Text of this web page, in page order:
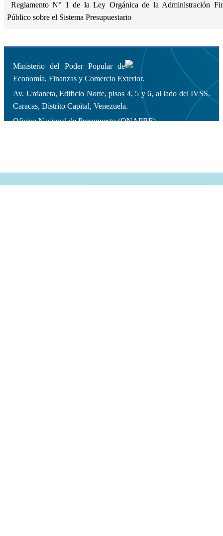
Reglamento N° 1 de la Ley Orgánica de la Administración
Público sobre el Sistema Presupuestario
Ministerio del Poder Popular de
Economía, Finanzas y Comercio Exterior.
Av. Urdaneta, Edificio Norte, pisos 4, 5 y 6, al lado del IVSS.
Caracas, Distrito Capital, Venezuela.
Oficina Nacional de Presupuesto (ONAPRE).